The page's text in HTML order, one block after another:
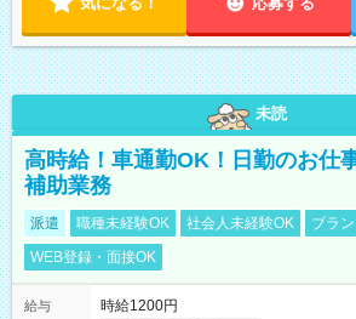
未読
高時給！車通勤OK！日勤のお仕
補助業務
派遣 職種未経験OK 社会人未経験OK
ブラ
WEB登録・面接OK
給与
時給1200円